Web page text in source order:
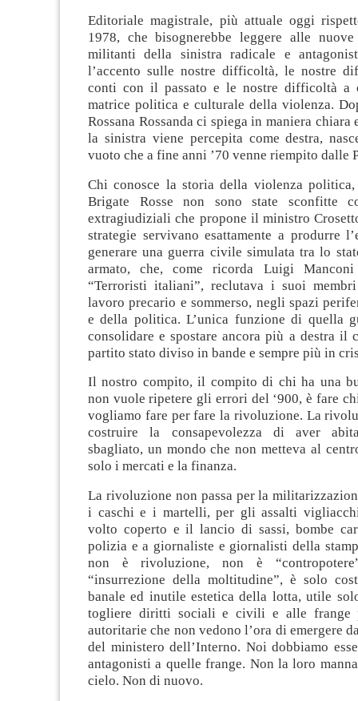
Editoriale magistrale, più attuale oggi
1978, che bisognerebbe leggere alle
militanti della sinistra radicale e
l’accento sulle nostre difficoltà, le nostre
conti con il passato e le nostre difficoltà a
matrice politica e culturale della violenza.
Rossana Rossanda ci spiega in maniera chiara
la sinistra viene percepita come destra,
vuoto che a fine anni ’70 venne riempito dalle
Chi conosce la storia della violenza
Brigate Rosse non sono state sconfitte
extragiudiziali che propone il ministro
strategie servivano esattamente a produrre
generare una guerra civile simulata tra lo
armato, che, come ricorda Luigi
“Terroristi italiani”, reclutava i suoi
lavoro precario e sommerso, negli spazi
e della politica. L’unica funzione di quella
consolidare e spostare ancora più a destra il
partito stato diviso in bande e sempre più in
Il nostro compito, il compito di chi ha una
non vuole ripetere gli errori del ‘900, è fare
vogliamo fare per fare la rivoluzione. La
costruire la consapevolezza di aver
sbagliato, un mondo che non metteva al
solo i mercati e la finanza.
La rivoluzione non passa per la
i caschi e i martelli, per gli assalti
volto coperto e il lancio di sassi, bombe
polizia e a giornaliste e giornalisti della
non è rivoluzione, non è
“insurrezione della moltitudine”, è solo
banale ed inutile estetica della lotta, utile
togliere diritti sociali e civili e alle frange
autoritarie che non vedono l’ora di emergere
del ministero dell’Interno. Noi dobbiamo
antagonisti a quelle frange. Non la loro
cielo. Non di nuovo.